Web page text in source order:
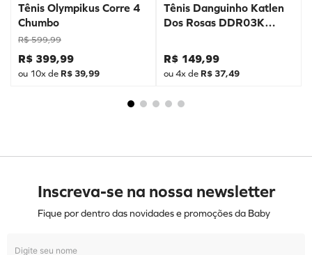
Tênis Olympikus Corre 4
Chumbo
R$ 599,99
R$ 399,99
ou 10x de R$ 39,99
Tênis Danguinho Katlen
Dos Rosas DDR03K
R$ 149,99
ou4x de R$ 37,49
Inscreva-se na nossa newsletter
Fique por dentro das novidades e promoções da Baby